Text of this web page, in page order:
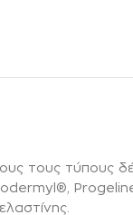
τους τύπους